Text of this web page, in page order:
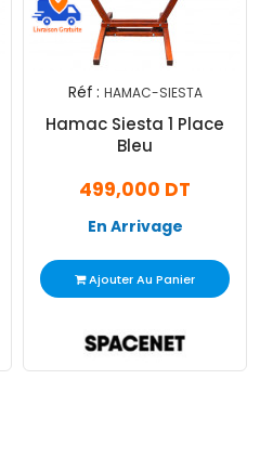
Web !
Réf : HAMAC-SIESTA
Hamac Siesta 1 Place
Bleu
499,000 DT
En Arrivage
Ajouter Au Panier